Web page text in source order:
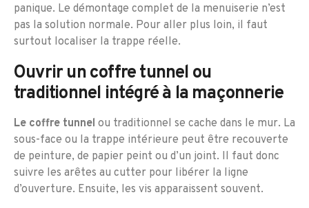
panique. Le démontage complet de la menuiserie n’est
pas la solution normale. Pour aller plus loin, il faut
surtout localiser la trappe réelle.
Ouvrir un coffre tunnel ou
traditionnel intégré à la maçonnerie
Le coffre tunnel ou traditionnel se cache dans le mur. La
sous-face ou la trappe intérieure peut être recouverte
de peinture, de papier peint ou d’un joint. Il faut donc
suivre les arêtes au cutter pour libérer la ligne
d’ouverture. Ensuite, les vis apparaissent souvent.